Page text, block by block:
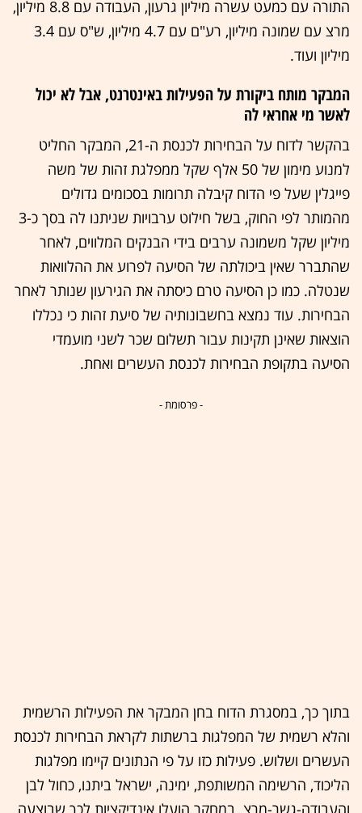
התורה עם כמעט עשרה מיליון גרעון, העבודה עם 8.8 מיליון,
מרצ עם שמונה מיליון, רע"ם עם 4.7 מיליון, ש"ס עם 3.4
מיליון ועוד.
המבקר מותח ביקורת על הפעילות באינטרנט, אבל לא יכול
לאשר מי אחראי לה
בהקשר לדוח על הבחירות לכנסת ה-21, המבקר החליט
למנוע מימון של 50 אלף שקל ממפלגת זהות של משה
פייגלין שעל פי הדוח קיבלה תרומות בסכומים גדולים
מהמותר לפי החוק, בשל חילוט ערבויות שניתנו לה בסך כ-3
מיליון שקל משמונה ערבים בידי הבנקים המלווים, לאחר
שהתברר שאין ביכולתה של הסיעה לפרוע את ההלוואות
שנטלה. כמו כן הסיעה טרם כיסתה את הגירעון שנותר לאחר
הבחירות. עוד נמצא בחשבונותיה של סיעת זהות כי נכללו
הוצאות שאינן תקינות עבור תשלום שכר לשני מועמדי
הסיעה בתקופת הבחירות לכנסת העשרים ואחת.
- פרסומת -
בתוך כך, במסגרת הדוח בחן המבקר את הפעילות הרשמית
והלא רשמית של המפלגות ברשתות לקראת הבחירות לכנסת
העשרים ושלוש. פעילות כזו על פי הנתונים קיימו מפלגות
הליכוד, הרשימה המשותפת, ימינה, ישראל ביתנו, כחול לבן